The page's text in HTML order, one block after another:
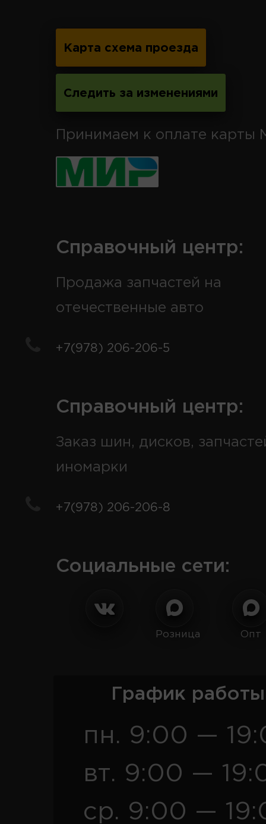
Карта схема проезда
Следить за изменениями
Принимаем к оплате карты
Справочный центр:
Продажа запчастей на
отечественные авто
+7(978) 206-206-5
Справочный центр:
Заказ шин, дисков,
иномарки
+7(978) 206-206-8
Социальные сети:
Розница Опт
График
пн. 9:00 —
вт. 9:00 —
ср. 9:00 —